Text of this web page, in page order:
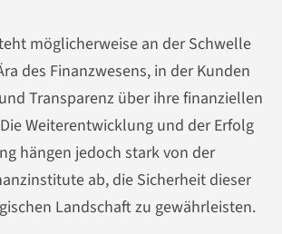
möglicherweise an der Schwelle
des Finanzwesens, in der Kunden
Transparenz über ihre finanziellen
Weiterentwicklung und der Erfolg
hängen jedoch stark von der
ab, die Sicherheit dieser
Landschaft zu gewährleisten.